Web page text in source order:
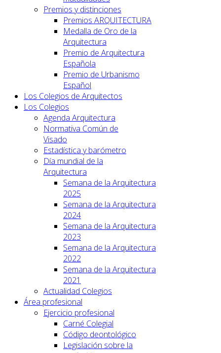
Premios y distinciones
Premios ARQUITECTURA
Medalla de Oro de la
Arquitectura
Premio de Arquitectura
Española
Premio de Urbanismo
Español
Los Colegios de Arquitectos
Los Colegios
Agenda Arquitectura
Normativa Común de
Visado
Estadística y barómetro
Día mundial de la
Arquitectura
Semana de la Arquitectura
2025
Semana de la Arquitectura
2024
Semana de la Arquitectura
2023
Semana de la Arquitectura
2022
Semana de la Arquitectura
2021
Actualidad Colegios
Área profesional
Ejercicio profesional
Carné Colegial
Código deontológico
Legislación sobre la